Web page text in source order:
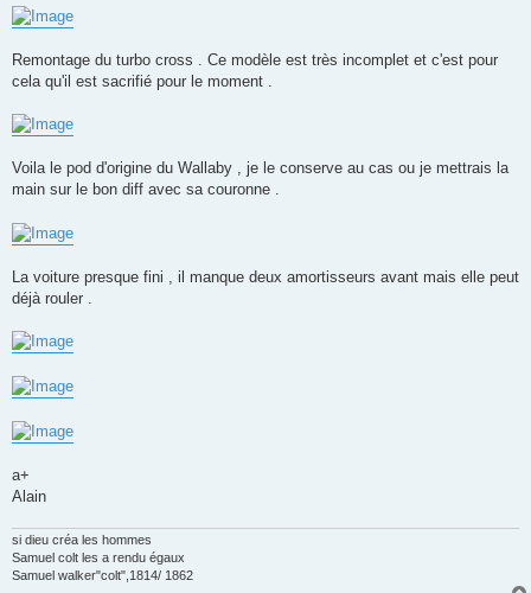
Remontage du turbo cross . Ce modèle est très incomplet et c'est pour
cela qu'il est sacrifié pour le moment .
Voila le pod d'origine du Wallaby , je le conserve au cas ou je mettrais la
main sur le bon diff avec sa couronne .
La voiture presque fini , il manque deux amortisseurs avant mais elle peut
déjà rouler .
a+
Alain
si dieu créa les hommes
Samuel colt les a rendu égaux
Samuel walker"colt",1814/ 1862